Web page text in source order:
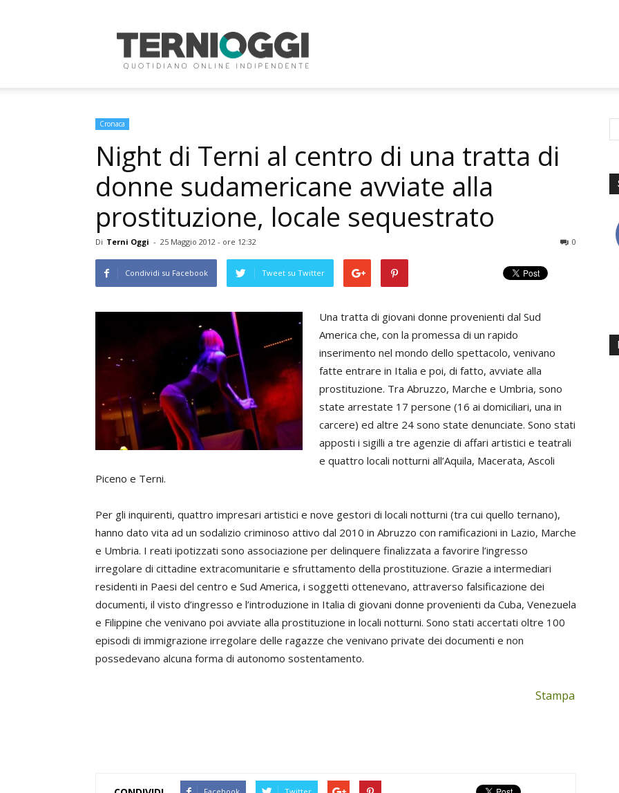
Oggi
Cronaca
Night di Terni al centro di una tratta di
donne sudamericane avviate alla
prostituzione, locale sequestrato
Di Terni Oggi - 25 Maggio 2012 - ore 12:32 0
Condividi su Facebook Tweet su Twitter
Una tratta di giovani donne provenienti dal Sud
America che, con la promessa di un rapido
inserimento nel mondo dello spettacolo, venivano
fatte entrare in Italia e poi, di fatto, avviate alla
prostituzione. Tra Abruzzo, Marche e Umbria, sono
state arrestate 17 persone (16 ai domiciliari, una in
carcere) ed altre 24 sono state denunciate. Sono stati
apposti i sigilli a tre agenzie di affari artistici e teatrali
e quattro locali notturni all’Aquila, Macerata, Ascoli
Piceno e Terni.
Per gli inquirenti, quattro impresari artistici e nove gestori di locali notturni (tra cui quello ternano),
hanno dato vita ad un sodalizio criminoso attivo dal 2010 in Abruzzo con ramificazioni in Lazio, Marche
e Umbria. I reati ipotizzati sono associazione per delinquere finalizzata a favorire l’ingresso
irregolare di cittadine extracomunitarie e sfruttamento della prostituzione. Grazie a intermediari
residenti in Paesi del centro e Sud America, i soggetti ottenevano, attraverso falsificazione dei
documenti, il visto d’ingresso e l’introduzione in Italia di giovani donne provenienti da Cuba, Venezuela
e Filippine che venivano poi avviate alla prostituzione in locali notturni. Sono stati accertati oltre 100
episodi di immigrazione irregolare delle ragazze che venivano private dei documenti e non
possedevano alcuna forma di autonomo sostentamento.
Stampa